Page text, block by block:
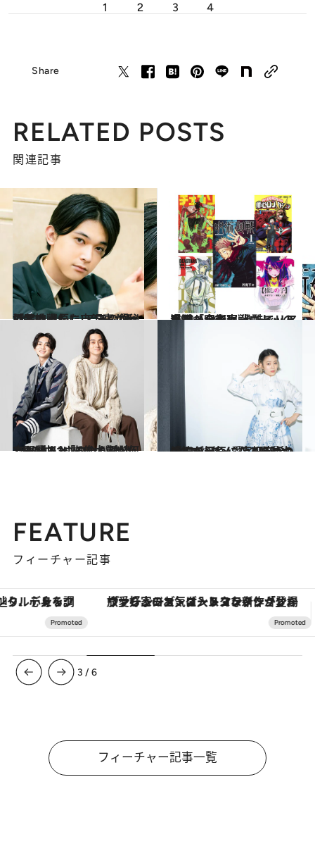
1 2 3 4
Share
RELATED POSTS
関連記事
2021.8.7
「夢叶った」吉沢亮がヒロアカ声優に アフレコ秘話と挑戦したい“あの役柄”
カルチャー 2021.1.29
鬼滅、呪術廻戦… ヒット漫画から考察 過酷でリアルな「令和ヒーロー」の系譜
カルチャー
2021.9.1
2人の仲は「コシが強い」吉野北人と 栁俊太郎が何でも語る“ゆるゆる対談”
カルチャー 2021.8.28
「人が元気になるための片棒を担ぐ」 高畑充希の“エンタメ愛”の原動力
カルチャー
FEATURE
フィーチャー記事
ヴァシュロン・コンスタンタン「オーヴァーシーズ・オートマティック」。旅愛好家のお気に入りコレクションから、ジェンダーレスな新作が登場
3 /6
フィーチャー記事一覧